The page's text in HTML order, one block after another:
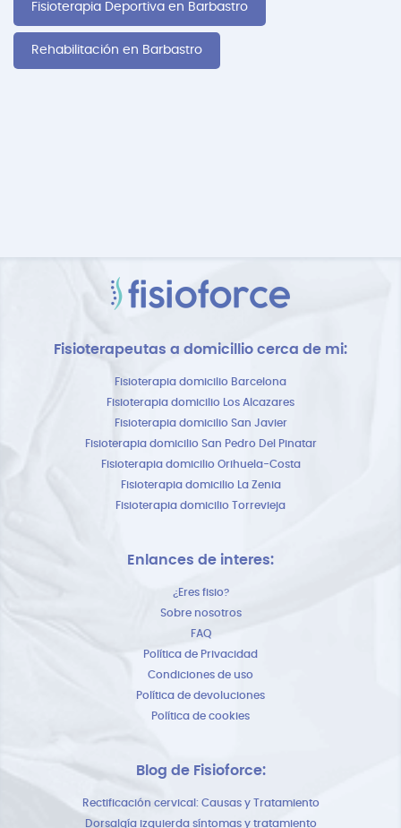
Fisioterapia Deportiva en Barbastro
Rehabilitación en Barbastro
Fisioterapeutas a domicillio cerca de mi:
Fisioterapia domicilio Barcelona
Fisioterapia domicilio Los Alcazares
Fisioterapia domicilio San Javier
Fisioterapia domicilio San Pedro Del Pinatar
Fisioterapia domicilio Orihuela-Costa
Fisioterapia domicilio La Zenia
Fisioterapia domicilio Torrevieja
Enlances de interes:
¿Eres fisio?
Sobre nosotros
FAQ
Política de Privacidad
Condiciones de uso
Política de devoluciones
Política de cookies
Blog de Fisioforce:
Rectificación cervical: Causas y Tratamiento
Dorsalgía izquierda síntomas y tratamiento